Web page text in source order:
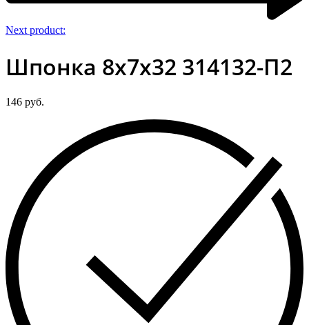
Next product:
Шпонка 8х7х32 314132-П2
146 руб.